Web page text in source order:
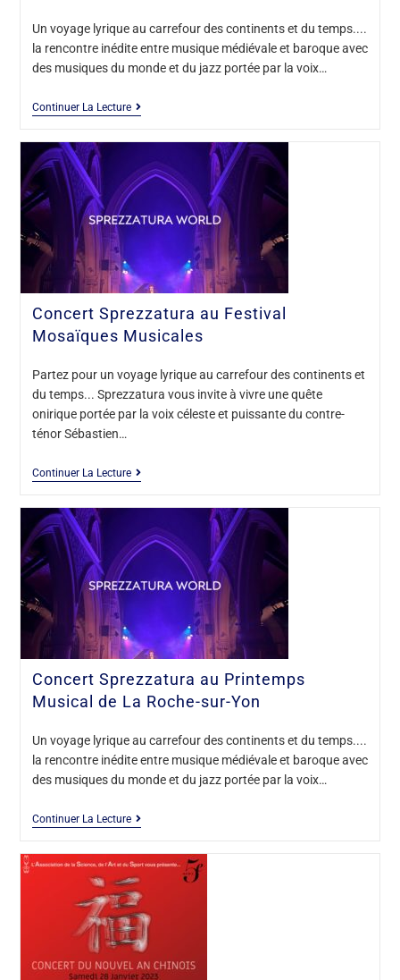
Un voyage lyrique au carrefour des continents et du temps....
la rencontre inédite entre musique médiévale et baroque avec
des musiques du monde et du jazz portée par la voix…
Continuer La Lecture
Concert Sprezzatura au Festival
Mosaïques Musicales
Partez pour un voyage lyrique au carrefour des continents et
du temps... Sprezzatura vous invite à vivre une quête
onirique portée par la voix céleste et puissante du contre-
ténor Sébastien…
Continuer La Lecture
Concert Sprezzatura au Printemps
Musical de La Roche-sur-Yon
Un voyage lyrique au carrefour des continents et du temps....
la rencontre inédite entre musique médiévale et baroque avec
des musiques du monde et du jazz portée par la voix…
Continuer La Lecture